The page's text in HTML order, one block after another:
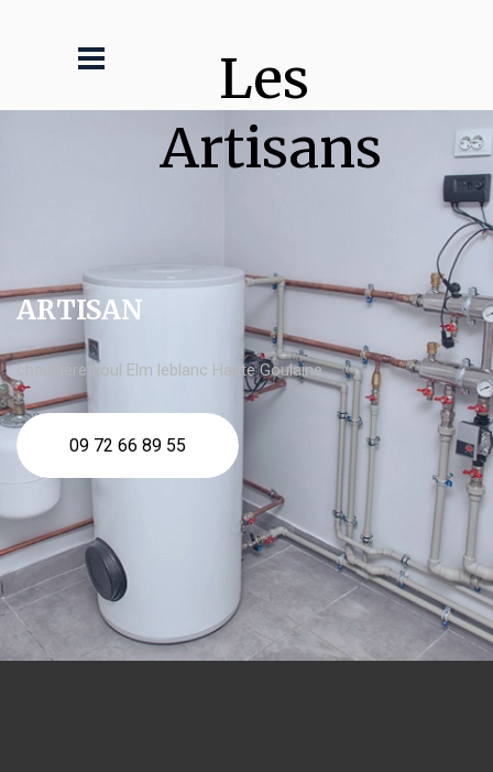
Les
Artisans
ARTISAN
chaudière fioul Elm leblanc Haute Goulaine
09 72 66 89 55